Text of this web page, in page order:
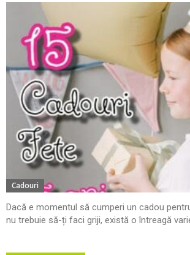
Cadouri
Dacă e momentul să cumperi un cadou
nu trebuie să-ți faci griji, există o întreagă